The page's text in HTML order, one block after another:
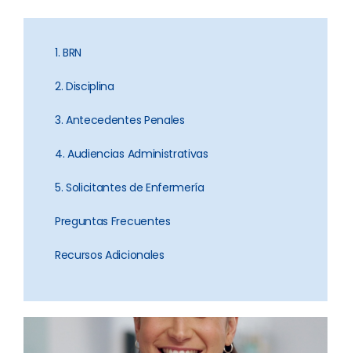
1. BRN
2. Disciplina
3. Antecedentes Penales
4. Audiencias Administrativas
5. Solicitantes de Enfermería
Preguntas Frecuentes
Recursos Adicionales